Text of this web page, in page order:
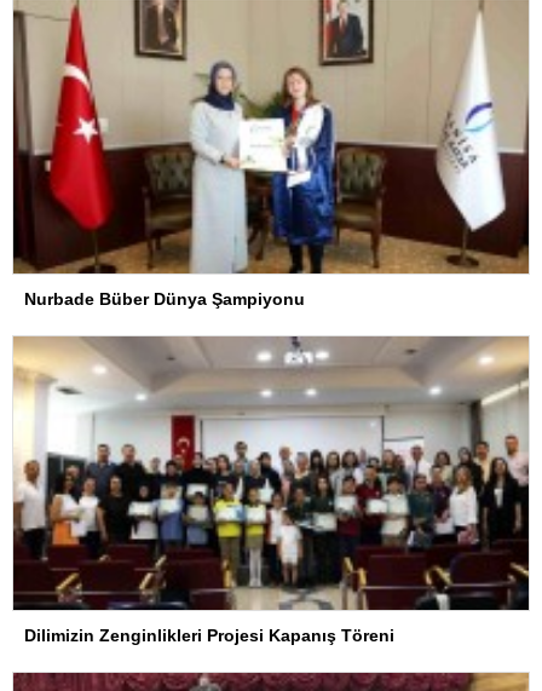
Nurbade Büber Dünya Şampiyonu
Dilimizin Zenginlikleri Projesi Kapanış Töreni